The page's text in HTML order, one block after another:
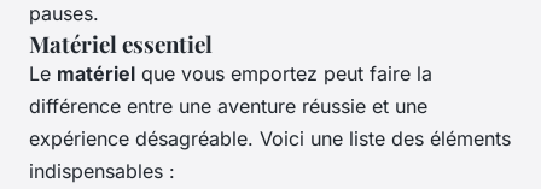
pauses.
Matériel essentiel
Le matériel que vous emportez peut faire la
différence entre une aventure réussie et une
expérience désagréable. Voici une liste des éléments
indispensables :